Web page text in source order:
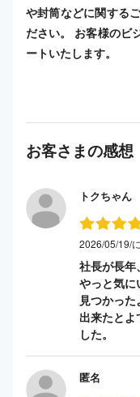
や封筒などに関する
ださい。 お客様のビ
ートいたします。
お客さまの感想
トクちゃん
2026/05/19/
社長が長年
やっと気に
見つかっ
出来たとよ
した。
匿名